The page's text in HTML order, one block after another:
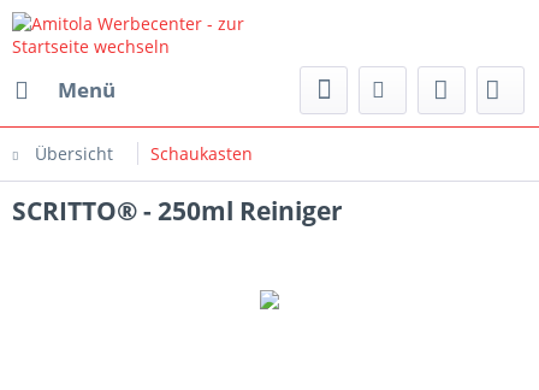
Menü
Übersicht Schaukasten
SCRITTO® - 250ml Reiniger